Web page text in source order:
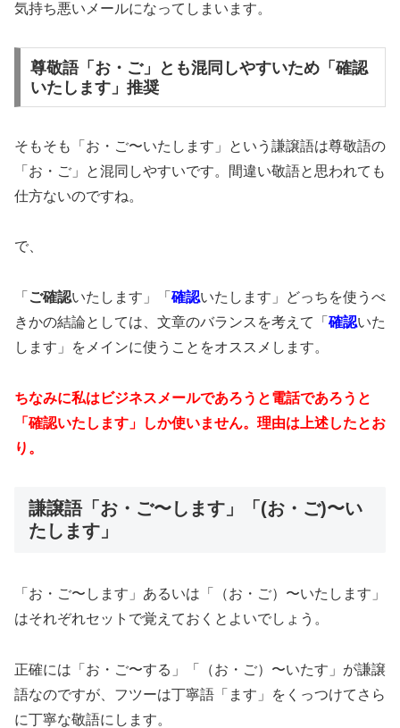
気持ち悪いメールになってしまいます。
尊敬語「お・ご」とも混同しやすいため「確認
いたします」推奨
そもそも「お・ご〜いたします」という謙譲語は尊敬語の
「お・ご」と混同しやすいです。間違い敬語と思われても
仕方ないのですね。
で、
「 ご確認いたします」「 確認いたします」どっちを使うべ
きかの結論としては、文章のバランスを考えて「 確認いた
します」をメインに使うことをオススメします。
ちなみに私はビジネスメールであろうと電話であろうと
「確認いたします」しか使いません。理由は上述したとお
り。
謙譲語「お・ご〜します」「(お・ご)〜い
たします」
「お・ご〜します」あるいは「（お・ご）〜いたします」
はそれぞれセットで覚えておくとよいでしょう。
正確には「お・ご〜する」「（お・ご）〜いたす」が謙譲
語なのですが、フツーは丁寧語「ます」をくっつけてさら
に丁寧な敬語にします。